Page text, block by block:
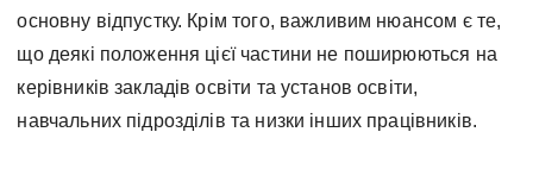
основну відпустку. Крім того, важливим нюансом є те,
що деякі положення цієї частини не поширюються на
керівників закладів освіти та установ освіти,
навчальних підрозділів та низки інших працівників.